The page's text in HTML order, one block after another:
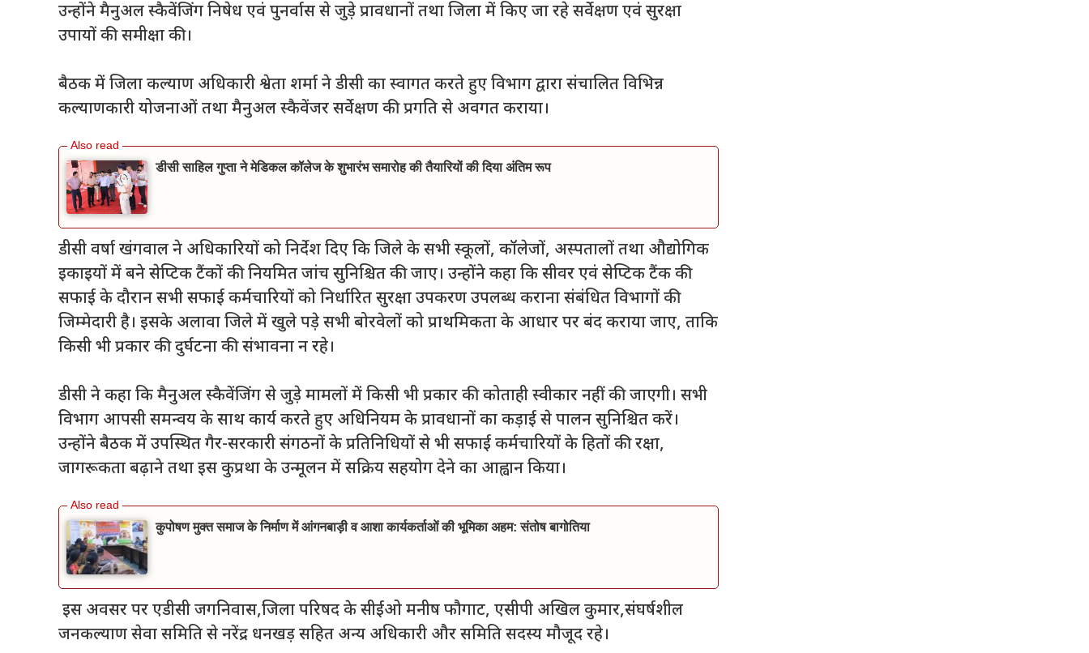
उन्होंने मैनुअल स्कैवेंजिंग निषेध एवं पुनर्वास से जुड़े प्रावधानों तथा जिला में किए जा रहे सर्वेक्षण एवं सुरक्षा
उपायों की समीक्षा की।
बैठक में जिला कल्याण अधिकारी श्वेता शर्मा ने डीसी का स्वागत करते हुए विभाग द्वारा संचालित विभिन्न
कल्याणकारी योजनाओं तथा मैनुअल स्कैवेंजर सर्वेक्षण की प्रगति से अवगत कराया।
डीसी साहिल गुप्ता ने मेडिकल कॉलेज के शुभारंभ समारोह की तैयारियों की दिया अंतिम रूप
डीसी वर्षा खंगवाल ने अधिकारियों को निर्देश दिए कि जिले के सभी स्कूलों, कॉलेजों, अस्पतालों तथा औद्योगिक
इकाइयों में बने सेप्टिक टैंकों की नियमित जांच सुनिश्चित की जाए। उन्होंने कहा कि सीवर एवं सेप्टिक टैंक की
सफाई के दौरान सभी सफाई कर्मचारियों को निर्धारित सुरक्षा उपकरण उपलब्ध कराना संबंधित विभागों की
जिम्मेदारी है। इसके अलावा जिले में खुले पड़े सभी बोरवेलों को प्राथमिकता के आधार पर बंद कराया जाए, ताकि
किसी भी प्रकार की दुर्घटना की संभावना न रहे।
डीसी ने कहा कि मैनुअल स्कैवेंजिंग से जुड़े मामलों में किसी भी प्रकार की कोताही स्वीकार नहीं की जाएगी। सभी
विभाग आपसी समन्वय के साथ कार्य करते हुए अधिनियम के प्रावधानों का कड़ाई से पालन सुनिश्चित करें।
उन्होंने बैठक में उपस्थित गैर-सरकारी संगठनों के प्रतिनिधियों से भी सफाई कर्मचारियों के हितों की रक्षा,
जागरूकता बढ़ाने तथा इस कुप्रथा के उन्मूलन में सक्रिय सहयोग देने का आह्वान किया।
कुपोषण मुक्त समाज के निर्माण में आंगनबाड़ी व आशा कार्यकर्ताओं की भूमिका अहम: संतोष बागोतिया
इस अवसर पर एडीसी जगनिवास,जिला परिषद के सीईओ मनीष फौगाट, एसीपी अखिल कुमार,संघर्षशील
जनकल्याण सेवा समिति से नरेंद्र धनखड़ सहित अन्य अधिकारी और समिति सदस्य मौजूद रहे।